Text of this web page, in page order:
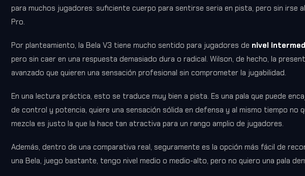
para muchos jugadores: suficiente cuerpo para sentirse seria en pista, pero sin irse
Pro.
Por planteamiento, la Bela V3 tiene mucho sentido para jugadores de nivel
pero sin caer en una respuesta demasiado dura o radical. Wilson, de hecho, la
avanzado que quieren una sensación profesional sin comprometer la jugabilidad.
En una lectura práctica, esto se traduce muy bien a pista. Es una pala que puede
de control y potencia, quiere una sensación sólida en defensa y al mismo tiempo no
mezcla es justo la que la hace tan atractiva para un rango amplio de jugadores.
Además, dentro de una comparativa real, seguramente es la opción más fácil de
una Bela, juego bastante, tengo nivel medio o medio-alto, pero no quiero una pala